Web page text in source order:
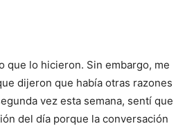
que lo hicieron. Sin embargo, me
dijeron que había otras razones
vez esta semana, sentí que
del día porque la conversación